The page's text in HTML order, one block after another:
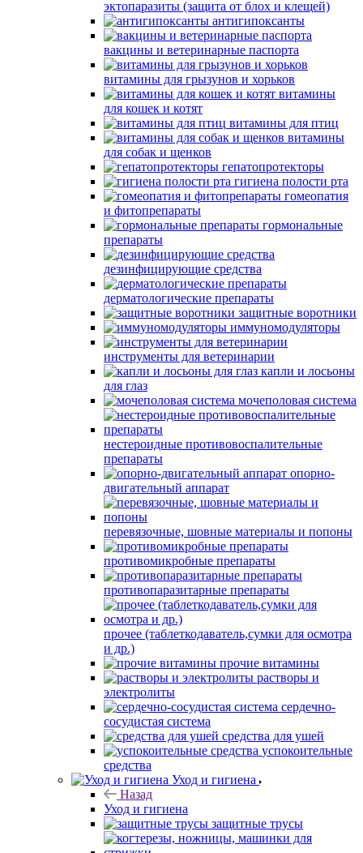
эктопаразиты (защита от блох и клещей)
антигипоксанты
вакцины и ветеринарные паспорта
витамины для грызунов и хорьков
витамины
для кошек и котят
витамины для птиц
витамины
для собак и щенков
гепатопротекторы
гигиена полости рта
гомеопатия
и фитопрепараты
гормональные
препараты
дезинфицирующие средства
дерматологические препараты
защитные воротники
иммуномодуляторы
инструменты для ветеринарии
капли и лосьоны
для глаз
мочеполовая система
нестероидные противовоспалительные
препараты
опорно-
двигательный аппарат
перевязочные, шовные материалы и попоны
противомикробные препараты
противопаразитарные препараты
прочее (таблеткодаватель,сумки для осмотра
и др.)
прочие витамины
растворы и
электролиты
сердечно-
сосудистая система
средства для ушей
успокоительные
средства
Уход и гигиена
Назад
Уход и гигиена
защитные трусы